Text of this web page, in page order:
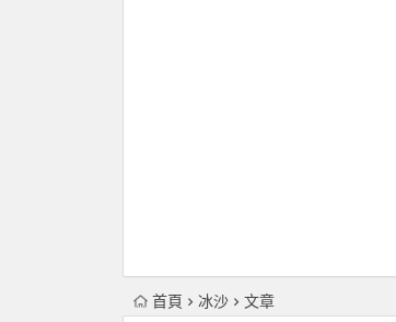
首頁 冰沙 文章